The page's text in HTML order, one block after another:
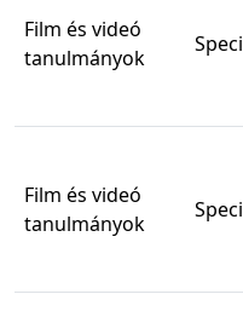
Film és videó
tanulmányok
Film és videó
tanulmányok